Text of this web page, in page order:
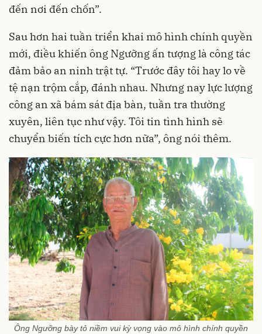
đến nơi đến chốn”.
Sau hơn hai tuần triển khai mô hình chính quyền
mới, điều khiến ông Ngưỡng ấn tượng là công tác
đảm bảo an ninh trật tự. “Trước đây tôi hay lo về
tệ nạn trộm cắp, đánh nhau. Nhưng nay lực lượng
công an xã bám sát địa bàn, tuần tra thường
xuyên, liên tục như vậy. Tôi tin tình hình sẽ
chuyển biến tích cực hơn nữa”, ông nói thêm.
Ông Ngưỡng bày tỏ niềm vui kỳ vọng vào mô hình chính quyền